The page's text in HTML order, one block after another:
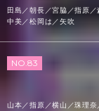
田島／朝長／宮脇／指原
中美／松岡は／矢吹
NO.83
山本／指原／横山／珠理